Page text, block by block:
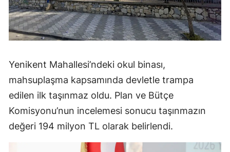
Yenikent Mahallesi’ndeki okul binası,
mahsuplaşma kapsamında devletle trampa
edilen ilk taşınmaz oldu. Plan ve Bütçe
Komisyonu’nun incelemesi sonucu taşınmazın
değeri 194 milyon TL olarak belirlendi.